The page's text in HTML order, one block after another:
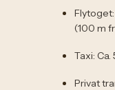
(100 m
Taxi:
Privat